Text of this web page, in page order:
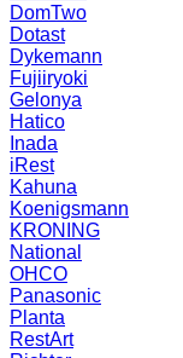
DomTwo
Dotast
Dykemann
Fujiiryoki
Gelonya
Hatico
Inada
iRest
Kahuna
Koenigsmann
KRONING
National
OHCO
Panasonic
Planta
RestArt